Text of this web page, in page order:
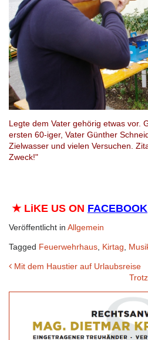
Legte dem Vater gehörig etwas vor.
ersten 60-iger, Vater Günther
Zielwasser und vielen Versuchen.
Zweck!"
★ LiKE US ON FACEBOOK
Veröffentlicht in Allgemein
Tagged Feuerwehrhaus Kirtag
Beitrags-
Mit dem Haustier auf Urlaubsreise